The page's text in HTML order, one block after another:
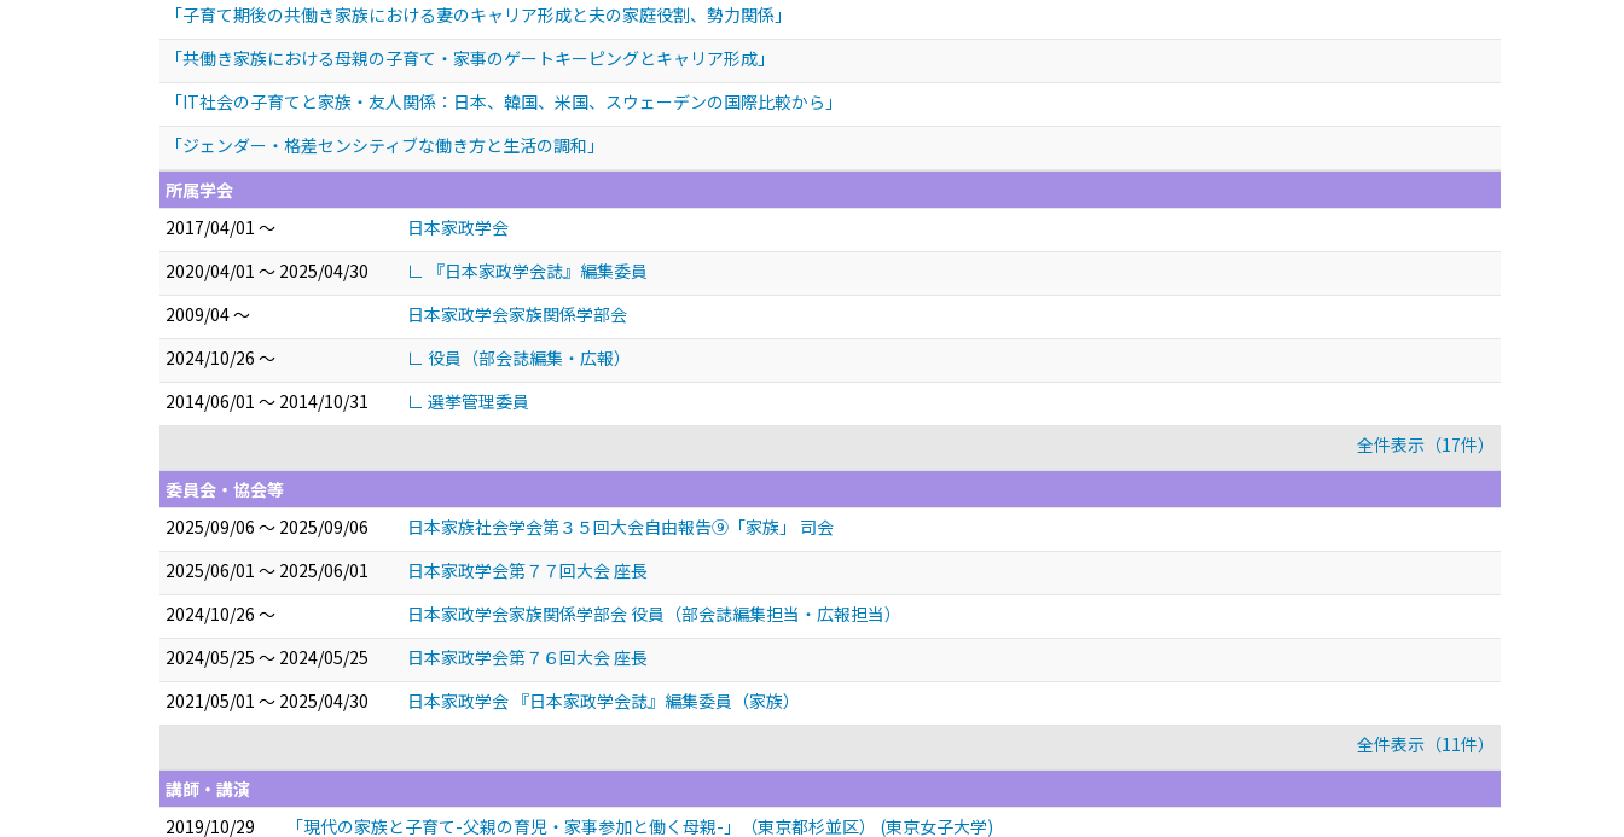
「子育て期後の共働き家族における妻のキャリア形成と夫の家庭役割、勢力関係」
「共働き家族における母親の子育て・家事のゲートキーピングとキャリア形成」
「IT社会の子育てと家族・友人関係：日本、韓国、米国、スウェーデンの国際比較から」
「ジェンダー・格差センシティブな働き方と生活の調和」
所属学会
2017/04/01 ～
日本家政学会
2020/04/01 ～ 2025/04/30
∟ 『日本家政学会誌』編集委員
2009/04 ～
日本家政学会家族関係学部会
2024/10/26 ～
∟ 役員（部会誌編集・広報）
2014/06/01 ～ 2014/10/31
∟ 選挙管理委員
全件表示（17件）
委員会・協会等
2025/09/06 ～ 2025/09/06
日本家族社会学会第３５回大会自由報告⑨「家族」 司会
2025/06/01 ～ 2025/06/01
日本家政学会第７７回大会 座長
2024/10/26 ～
日本家政学会家族関係学部会 役員（部会誌編集担当・広報担当）
2024/05/25 ～ 2024/05/25
日本家政学会第７６回大会 座長
2021/05/01 ～ 2025/04/30
日本家政学会 『日本家政学会誌』編集委員（家族）
全件表示（11件）
講師・講演
2019/10/29
「現代の家族と子育て-父親の育児・家事参加と働く母親-」（東京都杉並区） (東京女子大学)